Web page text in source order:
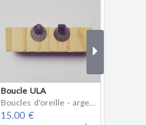
Boucle ULA
Boucles d'oreille - argent
15.00 €